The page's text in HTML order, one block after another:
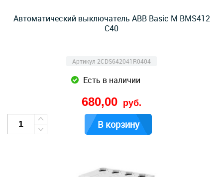
Автоматический выключатель ABB Basic M BMS412
C40
Артикул 2CDS642041R0404
Есть в наличии
680,00 руб.
В корзину